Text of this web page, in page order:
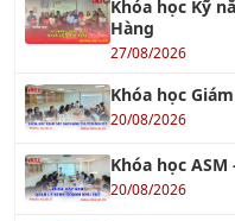
Khóa học
20/08/2026
Khóa học
20/08/2026
Khóa học Tư
13/08/2026